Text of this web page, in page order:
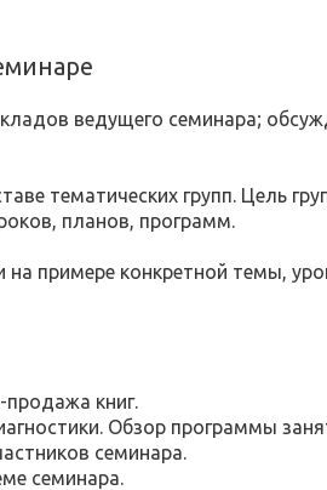
ведущего семинара;
тематических групп. Цель
планов, программ.
примере конкретной темы,
продажа книг.
Обзор программы
семинара.
семинара.